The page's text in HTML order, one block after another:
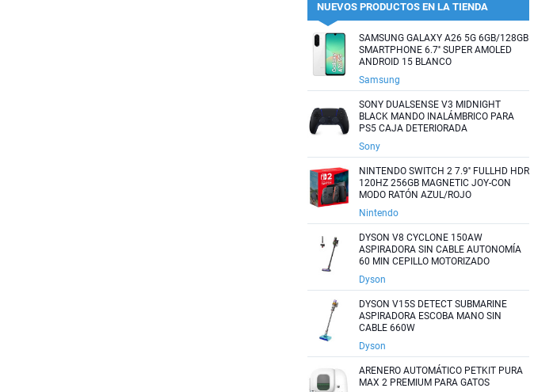
NUEVOS PRODUCTOS EN LA TIENDA
SAMSUNG GALAXY A26 5G 6GB/128GB
SMARTPHONE 6.7'' SUPER AMOLED
ANDROID 15 BLANCO
Samsung
SONY DUALSENSE V3 MIDNIGHT
BLACK MANDO INALÁMBRICO PARA
PS5 CAJA DETERIORADA
Sony
NINTENDO SWITCH 2 7.9'' FULLHD HDR
120HZ 256GB MAGNETIC JOY-CON
MODO RATÓN AZUL/ROJO
Nintendo
DYSON V8 CYCLONE 150AW
ASPIRADORA SIN CABLE AUTONOMÍA
60 MIN CEPILLO MOTORIZADO
Dyson
DYSON V15S DETECT SUBMARINE
ASPIRADORA ESCOBA MANO SIN
CABLE 660W
Dyson
ARENERO AUTOMÁTICO PETKIT PURA
MAX 2 PREMIUM PARA GATOS